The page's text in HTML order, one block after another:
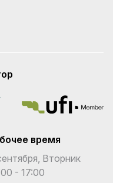
время
Вторник
- 17:00